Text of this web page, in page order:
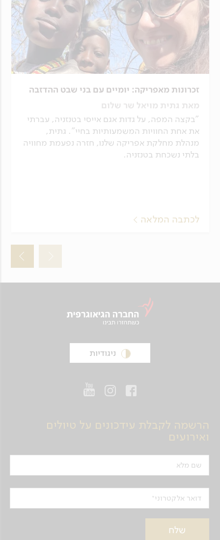
זכרונות מאפריקה: יומיים עם בני שבט ההדזבה
מאת גתית מויאל שר שלום
"בקצה המפה, על גדות אגם אייסי בטנזניה, עברתי
את אחת החוויות המשמעותיות בחיי". גתית,
מנהלת מחלקת אפריקה שלנו, חזרה נפעמת מחוויה
בלתי נשכחת בטנזניה.
לכתבה המלאה
ניגודיות
הרשמה לקבלת עידכונים על טיולים
ואירועים
שם מלא
דואר אלקטרוני